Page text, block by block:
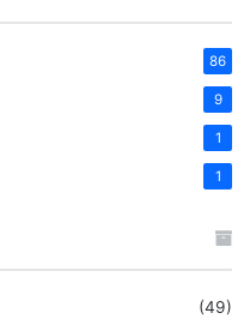
86
9
1
1
(49)